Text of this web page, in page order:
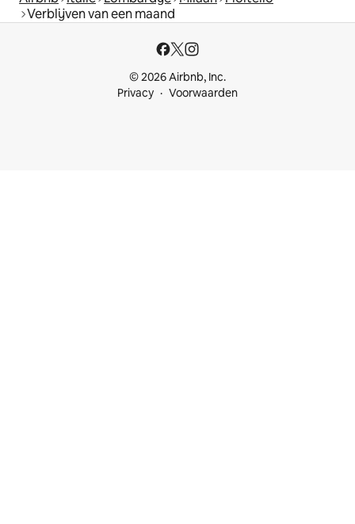
Verblijven van een maand
© 2026 Airbnb, Inc.
Privacy
Voorwaarden